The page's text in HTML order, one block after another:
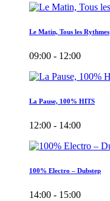
Le Matin, Tous les Rythmes
09:00 - 12:00
La Pause, 100% HITS
12:00 - 14:00
100% Electro – Dubstep
14:00 - 15:00